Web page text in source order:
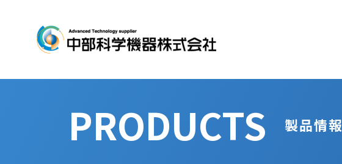
PRODUCTS 製品情報